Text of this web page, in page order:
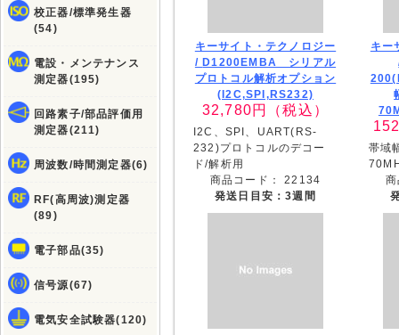
校正器/標準発生器
(54)
電設・メンテナンス
測定器(195)
回路素子/部品評価用
測定器(211)
周波数/時間測定器(6)
RF(高周波)測定器
(89)
電子部品(35)
信号源(67)
電気安全試験器(120)
キーサイト・テクノロジー
/ D1200EMBA シリアル
プロトコル解析オプション
(I2C,SPI,RS232)
32,780円（税込）
I2C、SPI、UART(RS-
232)プロトコルのデコー
ド/解析用
商品コード：22134
発送日目安：3週間
キー
帯域